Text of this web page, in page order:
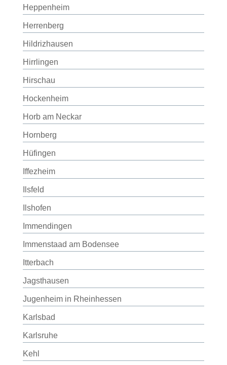
Heppenheim
Herrenberg
Hildrizhausen
Hirrlingen
Hirschau
Hockenheim
Horb am Neckar
Hornberg
Hüfingen
Iffezheim
Ilsfeld
Ilshofen
Immendingen
Immenstaad am Bodensee
Itterbach
Jagsthausen
Jugenheim in Rheinhessen
Karlsbad
Karlsruhe
Kehl